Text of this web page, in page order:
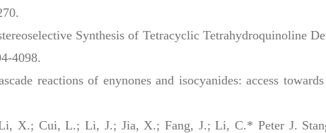
Synthesis of Tetracyclic Tetrahydroquinoline
4098.
reactions of enynones and isocyanides: access
X.; Cui, L.; Li, J.; Jia, X.; Fang, J.; Li, C.* Peter J.